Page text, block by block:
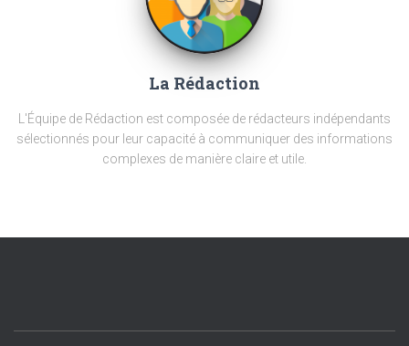
La Rédaction
L'Équipe de Rédaction est composée de rédacteurs indépendants
sélectionnés pour leur capacité à communiquer des informations
complexes de manière claire et utile.